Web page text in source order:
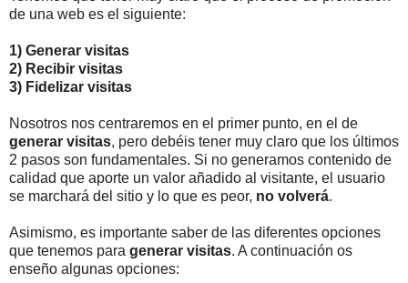
de una web es el siguiente:
1) Generar visitas
2) Recibir visitas
3) Fidelizar visitas
Nosotros nos centraremos en el primer punto, en el de
generar visitas, pero debéis tener muy claro que los últimos
2 pasos son fundamentales. Si no generamos contenido de
calidad que aporte un valor añadido al visitante, el usuario
se marchará del sitio y lo que es peor, no volverá.
Asimismo, es importante saber de las diferentes opciones
que tenemos para generar visitas. A continuación os
enseño algunas opciones: